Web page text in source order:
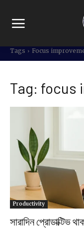
Tags Focus
Tag: focus
Productivity
সারাদিন প্রোডাক্টিভ